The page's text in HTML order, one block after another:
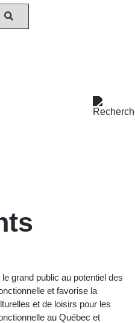
grand public au potentiel des
et favorise la
et de loisirs pour les
au Québec et